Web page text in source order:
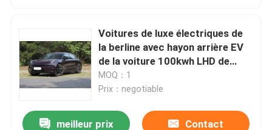
Voitures de luxe électriques de
la berline avec hayon arrière EV
de la voiture 100kwh LHD de
berline de ZEEKR 001
MOQ：1
Prix：negotiable
meilleur prix Contact